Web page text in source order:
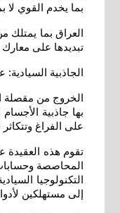
بما يخدم القوي
العراق بما
تبديدها على
الجاذبية
الخروج من مقصلة
بها جاذبية
على الفراغ وتتكاثر
تقوم هذه العقيدة
المحاصصة
التكنولوجيا
إلى مستهلكين